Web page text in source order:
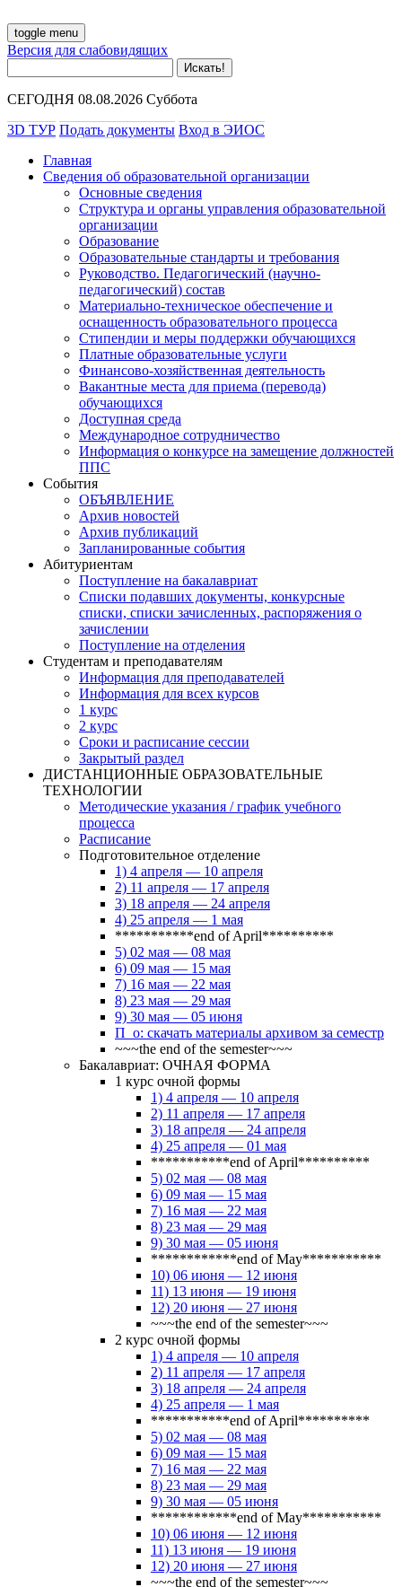
toggle menu
Версия для слабовидящих
СЕГОДНЯ 08.08.2026 Суббота
3D ТУР Подать документы Вход в ЭИОС
Главная
Сведения об образовательной организации
Основные сведения
Структура и органы управления образовательной
организации
Образование
Образовательные стандарты и требования
Руководство. Педагогический (научно-
педагогический) состав
Материально-техническое обеспечение и
оснащенность образовательного процесса
Стипендии и меры поддержки обучающихся
Платные образовательные услуги
Финансово-хозяйственная деятельность
Вакантные места для приема (перевода)
обучающихся
Доступная среда
Международное сотрудничество
Информация о конкурсе на замещение должностей
ППС
События
ОБЪЯВЛЕНИЕ
Архив новостей
Архив публикаций
Запланированные события
Абитуриентам
Поступление на бакалавриат
Списки подавших документы, конкурсные
списки, списки зачисленных, распоряжения о
зачислении
Поступление на отделения
Студентам и преподавателям
Информация для преподавателей
Информация для всех курсов
1 курс
2 курс
Сроки и расписание сессии
Закрытый раздел
ДИСТАНЦИОННЫЕ ОБРАЗОВАТЕЛЬНЫЕ
ТЕХНОЛОГИИ
Методические указания / график учебного
процесса
Расписание
Подготовительное отделение
1) 4 апреля — 10 апреля
2) 11 апреля — 17 апреля
3) 18 апреля — 24 апреля
4) 25 апреля — 1 мая
***********end of April**********
5) 02 мая — 08 мая
6) 09 мая — 15 мая
7) 16 мая — 22 мая
8) 23 мая — 29 мая
9) 30 мая — 05 июня
П_о: скачать материалы архивом за семестр
~~~the end of the semester~~~
Бакалавриат: ОЧНАЯ ФОРМА
1 курс очной формы
1) 4 апреля — 10 апреля
2) 11 апреля — 17 апреля
3) 18 апреля — 24 апреля
4) 25 апреля — 01 мая
***********end of April**********
5) 02 мая — 08 мая
6) 09 мая — 15 мая
7) 16 мая — 22 мая
8) 23 мая — 29 мая
9) 30 мая — 05 июня
************end of May***********
10) 06 июня — 12 июня
11) 13 июня — 19 июня
12) 20 июня — 27 июня
~~~the end of the semester~~~
2 курс очной формы
1) 4 апреля — 10 апреля
2) 11 апреля — 17 апреля
3) 18 апреля — 24 апреля
4) 25 апреля — 1 мая
***********end of April**********
5) 02 мая — 08 мая
6) 09 мая — 15 мая
7) 16 мая — 22 мая
8) 23 мая — 29 мая
9) 30 мая — 05 июня
************end of May***********
10) 06 июня — 12 июня
11) 13 июня — 19 июня
12) 20 июня — 27 июня
~~~the end of the semester~~~